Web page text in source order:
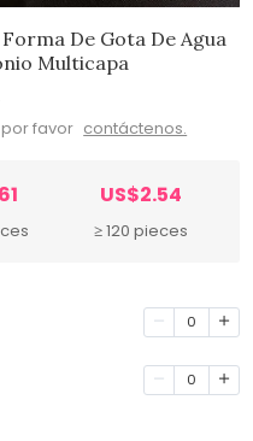
De Gota De Agua
Multicapa
favor contáctenos.
US$2.54
≥ 120 pieces
0
0